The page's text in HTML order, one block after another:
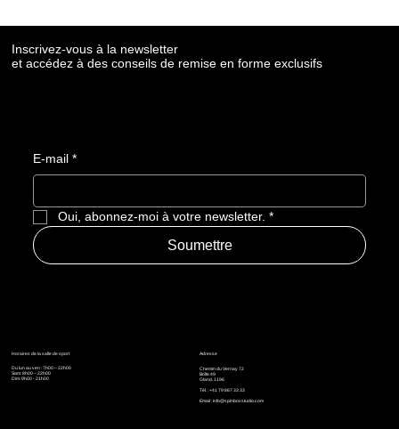
Inscrivez-vous à la newsletter
et accédez à des conseils de remise en forme exclusifs
E-mail *
Oui, abonnez-moi à votre newsletter. *
Soumettre
Adresse
Chemin du Vernay 72
Boîte 49
Gland, 1196
Tél. : +41 79 867 33 33
Email :info@spinboxstudio.com
Horaires de la salle de sport
Du lun au ven : 7h00 – 22h00
Sam: 8h00 – 22h00
Dim: 9h00 - 21h00